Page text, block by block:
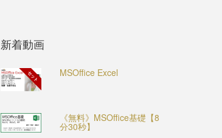
新着動画
セット MSOffice Excel
《無料》MSOffice基礎【8
分30秒】